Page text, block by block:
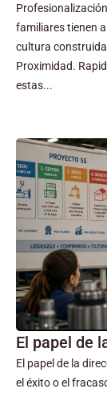
familiares tienen
cultura
Proximidad.
estas...
El papel de
El papel de la
el éxito o el